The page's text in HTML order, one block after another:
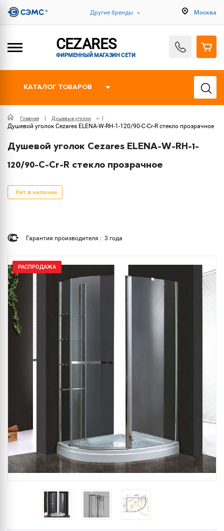
Другие бренды Москва
CEZARES
ФИРМЕННЫЙ МАГАЗИН СЕТИ
КАТАЛОГ ТОВАРОВ
Главная Душевые уголки
Душевой уголок Cezares ELENA-W-RH-1-120/90-C-Cr-R стекло прозрачное
Душевой уголок Cezares ELENA-W-RH-1-
120/90-C-Cr-R стекло прозрачное
Нет в наличии
Гарантия производителя : 3 года
РАСПРОДАЖА